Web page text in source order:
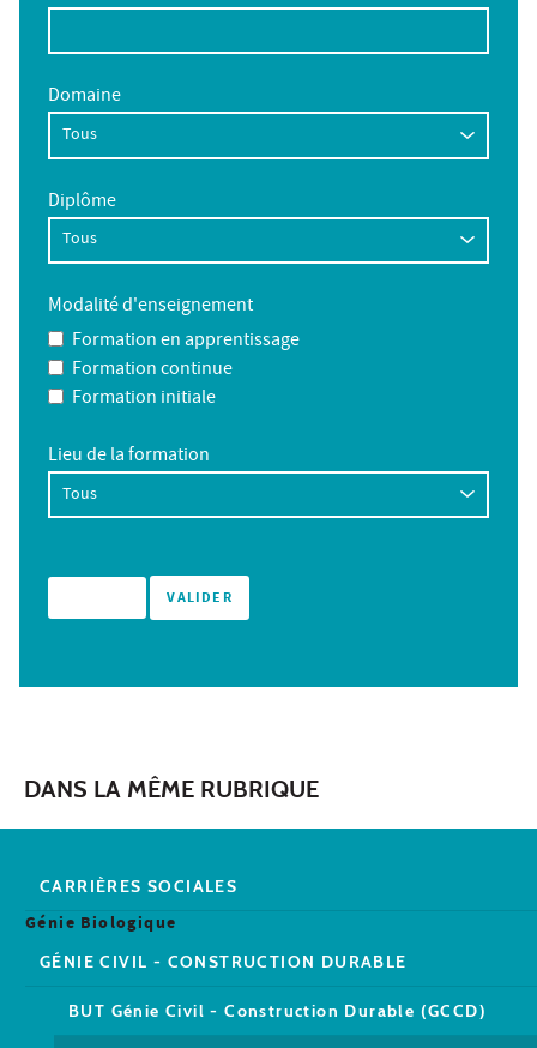
Domaine
Diplôme
Modalité d'enseignement
Formation en apprentissage
Formation continue
Formation initiale
Lieu de la formation
DANS LA MÊME RUBRIQUE
CARRIÈRES SOCIALES
Génie Biologique
GÉNIE CIVIL - CONSTRUCTION DURABLE
BUT Génie Civil - Construction Durable (GCCD)